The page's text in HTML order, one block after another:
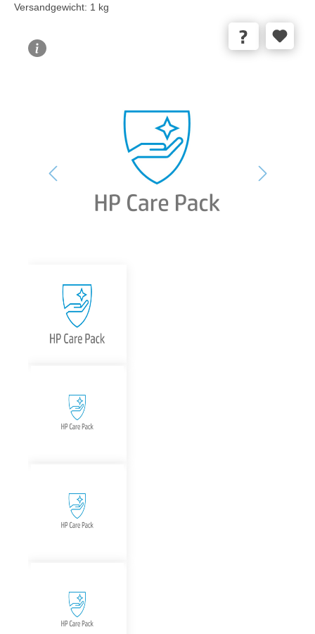
Versandgewicht: 1 kg